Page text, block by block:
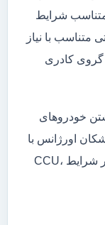
متناسب شرایط
متناسب با نیاز
گروی کادری
خودروهای
اورژانس با
تجربه و دانش روز، امکان انتقال بیماران در شرایط CCU،